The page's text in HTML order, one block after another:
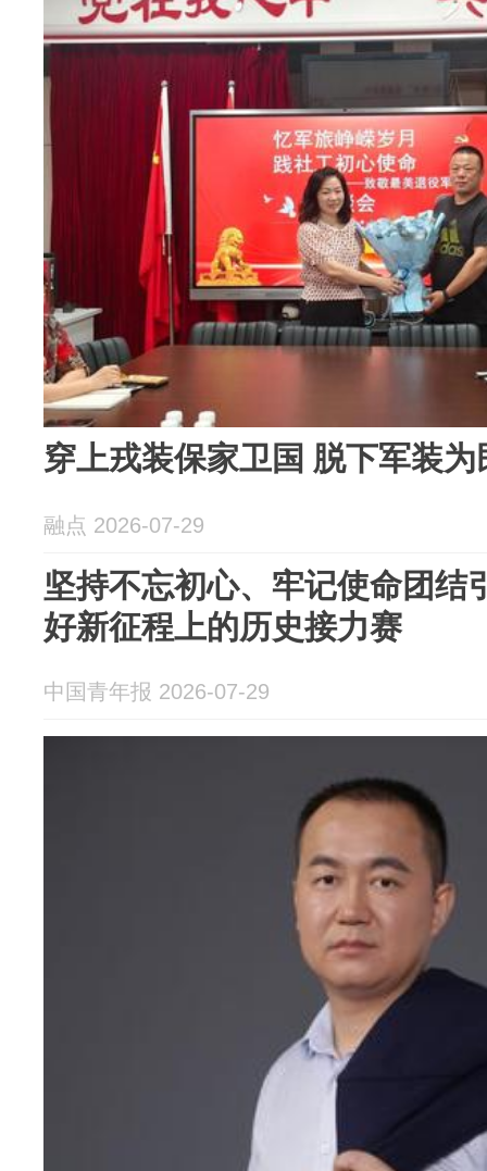
穿上戎装保家卫国 脱下军装为
融点 2026-07-29
坚持不忘初心、牢记使命团结
好新征程上的历史接力赛
中国青年报 2026-07-29